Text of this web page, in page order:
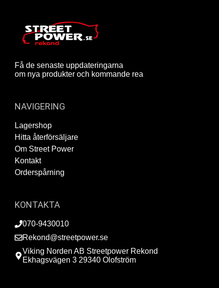
Få de senaste uppdateringarna
om nya produkter och kommande rea
NAVIGERING
Lagershop
Hitta återförsäljare
Om Street Power
Kontakt
Orderspårning
KONTAKTA
070-9430010
Rekond@streetpower.se
Viking Norden AB Streetpower Rekond
Ekhagsvägen 3 29340 Olofström